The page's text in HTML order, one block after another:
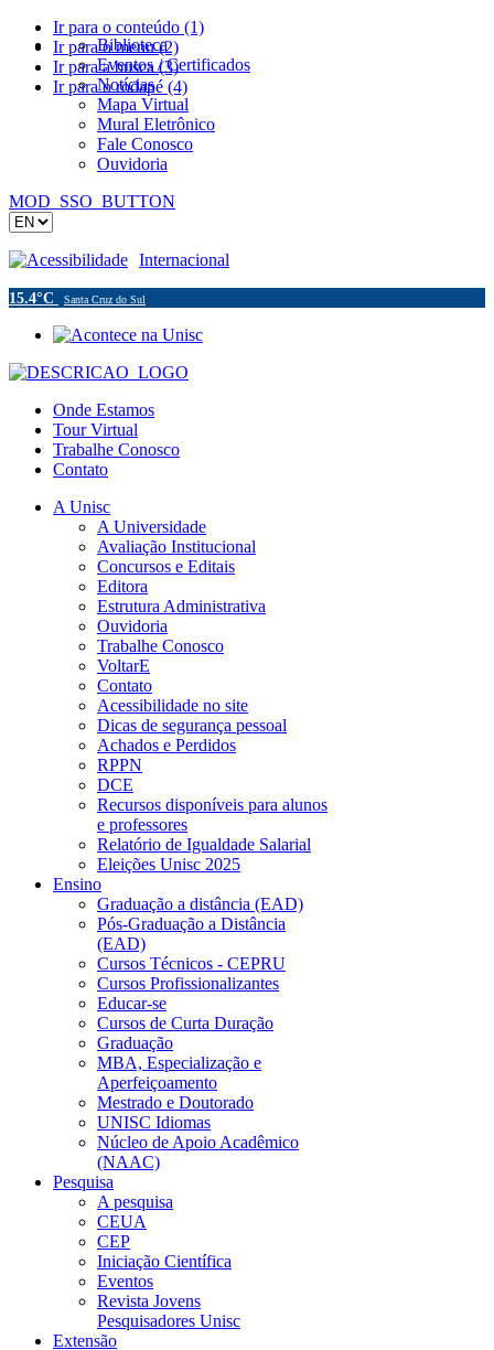
Ir para o conteúdo (1)
Ir para o menu (2)
Ir para a busca (3)
Ir para o rodapé (4)
Biblioteca
Eventos / Certificados
Notícias
Mapa Virtual
Mural Eletrônico
Fale Conosco
Ouvidoria
MOD_SSO_BUTTON
Acessibilidade Internacional
15.4°C Santa Cruz do Sul
Onde Estamos
Tour Virtual
Trabalhe Conosco
Contato
A Unisc
A Universidade
Avaliação Institucional
Concursos e Editais
Editora
Estrutura Administrativa
Ouvidoria
Trabalhe Conosco
VoltarE
Contato
Acessibilidade no site
Dicas de segurança pessoal
Achados e Perdidos
RPPN
DCE
Recursos disponíveis para alunos
e professores
Relatório de Igualdade Salarial
Eleições Unisc 2025
Ensino
Graduação a distância (EAD)
Pós-Graduação a Distância
(EAD)
Cursos Técnicos - CEPRU
Cursos Profissionalizantes
Educar-se
Cursos de Curta Duração
Graduação
MBA, Especialização e
Aperfeiçoamento
Mestrado e Doutorado
UNISC Idiomas
Núcleo de Apoio Acadêmico
(NAAC)
Pesquisa
A pesquisa
CEUA
CEP
Iniciação Científica
Eventos
Revista Jovens
Pesquisadores Unisc
Extensão